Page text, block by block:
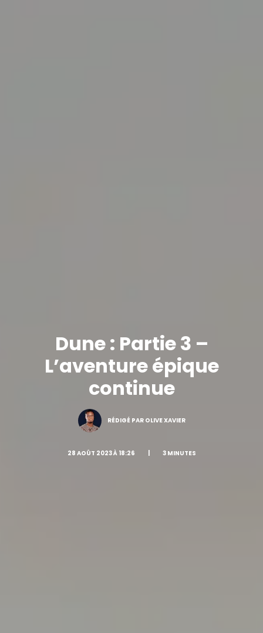
Dune : Partie 3 –
L’aventure épique
continue
RÉDIGÉ PAR OLIVE XAVIER
28 AOÛT 2023 À 18:26 | 3 MINUTES